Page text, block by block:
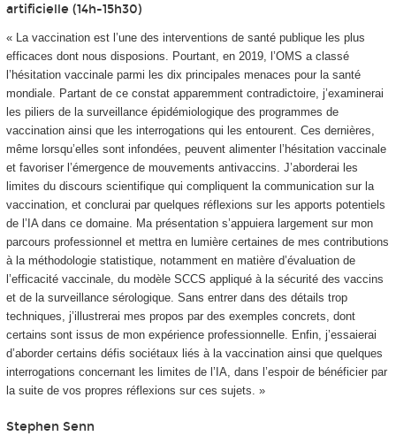
artificielle (14h-15h30)
« La vaccination est l’une des interventions de santé publique les plus
efficaces dont nous disposions. Pourtant, en 2019, l’OMS a classé
l’hésitation vaccinale parmi les dix principales menaces pour la santé
mondiale. Partant de ce constat apparemment contradictoire, j’examinerai
les piliers de la surveillance épidémiologique des programmes de
vaccination ainsi que les interrogations qui les entourent. Ces dernières,
même lorsqu’elles sont infondées, peuvent alimenter l’hésitation vaccinale
et favoriser l’émergence de mouvements antivaccins. J’aborderai les
limites du discours scientifique qui compliquent la communication sur la
vaccination, et conclurai par quelques réflexions sur les apports potentiels
de l’IA dans ce domaine. Ma présentation s’appuiera largement sur mon
parcours professionnel et mettra en lumière certaines de mes contributions
à la méthodologie statistique, notamment en matière d’évaluation de
l’efficacité vaccinale, du modèle SCCS appliqué à la sécurité des vaccins
et de la surveillance sérologique. Sans entrer dans des détails trop
techniques, j’illustrerai mes propos par des exemples concrets, dont
certains sont issus de mon expérience professionnelle. Enfin, j’essaierai
d’aborder certains défis sociétaux liés à la vaccination ainsi que quelques
interrogations concernant les limites de l’IA, dans l’espoir de bénéficier par
la suite de vos propres réflexions sur ces sujets. »
Stephen Senn